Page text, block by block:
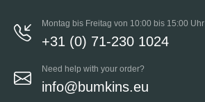
Montag bis Freitag von 10:00 bis 15:00 Uhr
+31 (0) 71-230 1024
Need help with your order?
info@bumkins.eu